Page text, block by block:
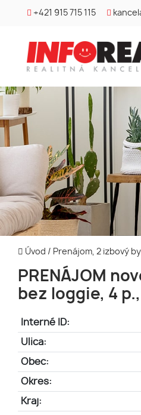
+421 915 715 115
Úvod / Prenájom, 2 izbový
PRENÁJOM
bez loggie, 4
Interné ID:
Ulica:
Obec:
Okres:
Kraj: